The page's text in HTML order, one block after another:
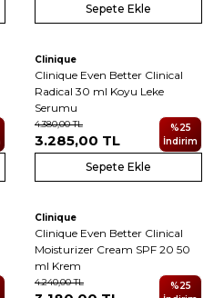
Sepete Ekle
Clinique
Clinique Even Better Clinical
Radical 30 ml Koyu Leke
Serumu
4.380,00TL
3.285,00 TL
%25
İndirim
Sepete Ekle
Clinique
Clinique Even Better Clinical
Moisturizer Cream SPF 20 50
ml Krem
4.240,00TL %25